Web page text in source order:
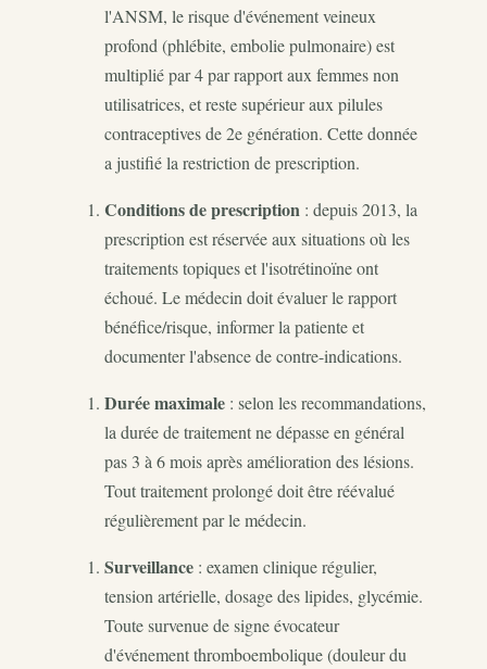
l'ANSM, le risque d'événement veineux
profond (phlébite, embolie pulmonaire) est
multiplié par 4 par rapport aux femmes non
utilisatrices, et reste supérieur aux pilules
contraceptives de 2e génération. Cette donnée
a justifié la restriction de prescription.
Conditions de prescription : depuis 2013, la
prescription est réservée aux situations où les
traitements topiques et l'isotrétinoïne ont
échoué. Le médecin doit évaluer le rapport
bénéfice/risque, informer la patiente et
documenter l'absence de contre-indications.
Durée maximale : selon les recommandations,
la durée de traitement ne dépasse en général
pas 3 à 6 mois après amélioration des lésions.
Tout traitement prolongé doit être réévalué
régulièrement par le médecin.
Surveillance : examen clinique régulier,
tension artérielle, dosage des lipides, glycémie.
Toute survenue de signe évocateur
d'événement thromboembolique (douleur du